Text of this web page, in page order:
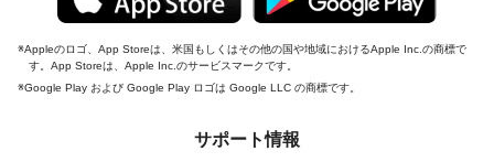
Appleのロゴ、App Storeは、米国もしくはその他の国や地域におけるApple Inc.の商標で
す。App Storeは、Apple Inc.のサービスマークです。
Google Play および Google Play ロゴは Google LLC の商標です。
サポート情報